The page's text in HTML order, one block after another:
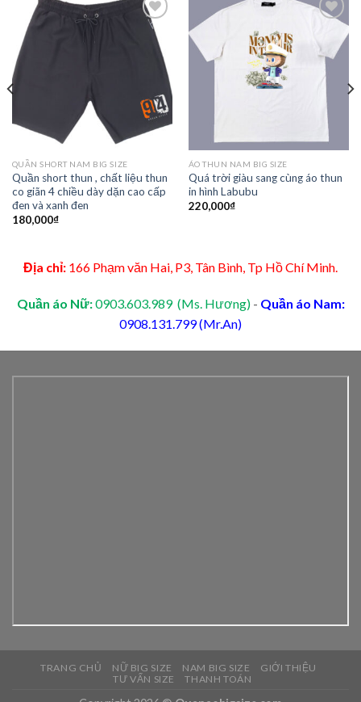
QUẦN SHORT NAM BIG SIZE
Quần short thun , chất liệu thun
co giãn 4 chiều dày dặn cao cấp
đen và xanh đen
180,000₫
Add to
ÁO THUN NAM BIG SIZE
Quá trời giàu sang cùng áo thun
in hình Labubu
220,000₫
Địa chỉ: 166 Phạm văn Hai, P3, Tân Bình, Tp Hồ Chí Minh.
Quần áo Nữ:0903.603.989 (Ms. Hương) - Quần áo Nam:
0908.131.799 (Mr.An)
TRANG CHỦ NỮ BIG SIZE NAM BIG SIZE
GIỚI THIỆU
TƯ VẤN SIZE
THANH TOÁN